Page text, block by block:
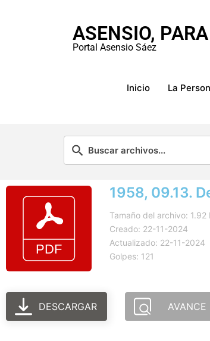
ASENSIO,
Portal Asensio Sáez
Inicio La
1958, 09.13.
Tamaño del archivo: 1.92
Creado: 22-11-2024
Actualizado: 22-11-2024
Golpes: 121
DESCARGAR AVANCE